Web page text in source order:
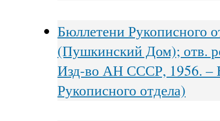
Бюллетени
(Пушкинский Дом); отв.
Изд-во АН СССР, 1956. –
Рукописного отдела)